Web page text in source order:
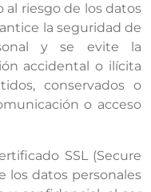
riesgo de los datos
la seguridad de
y se evite la
accidental o ilícita
conservados o
o acceso
SSL (Secure
los datos personales